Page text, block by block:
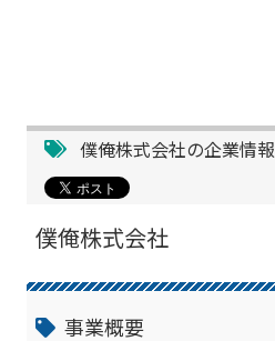
僕俺株式会社の企業情報
僕俺株式会社
事業概要